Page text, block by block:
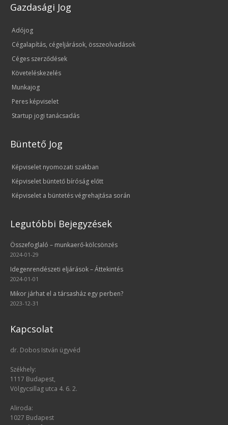
Gazdasági Jog
Adójog
Cégalapítás, cégeljárások, összeolvadások
Céges szerződések
Követeléskezelés
Munkajog
Peres képviselet
Startup jogi tanácsadás
Büntető Jog
Képviselet nyomozati szakban
Képviselet büntető bíróság előtt
Képviselet a büntetés végrehajtása során
Legutóbbi Bejegyzések
Összefoglaló – munkaerő-kölcsönzés
2024-01-29
Idegenrendészeti eljárások – Áttekintés
2024-01-01
Mikor járhat el a társasház egy perben?
2023-12-31
Kapcsolat
dr. Dobos István ügyvéd
Székhely:
1117 Budapest,
Völgycsillag utca 4. 6. 2.
Aliroda:
1027 Budapest